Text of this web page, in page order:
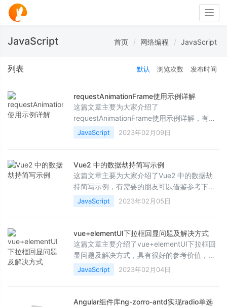
JavaScript 首页 网络编程 JavaScript
列表 默认 浏览次数 发布时间
requestAnimationFrame使用示例详解
这篇文章主要为大家介绍了
requestAnimationFrame使用示例详解，有需
要的朋友可以借鉴参考下，希望能够有所帮
助，祝大家多多进步，早日升职加薪
JavaScript 2023年02月09日
Vue2 中的数据劫持简写示例
这篇文章主要为大家介绍了Vue2 中的数据劫
持简写示例，有需要的朋友可以借鉴参考下，
希望能够有所帮助，祝大家多多进步，早日升
职加薪
JavaScript 2023年02月05日
vue+elementUI下拉框回显问题及解决方式
这篇文章主要介绍了vue+elementUI下拉框回
显问题及解决方式，具有很好的参考价值，希
望对大家有所帮助。如有错误或未考虑完全的
地方，望不吝赐教
JavaScript 2023年02月04日
Angular组件库ng-zorro-antd实现radio单选